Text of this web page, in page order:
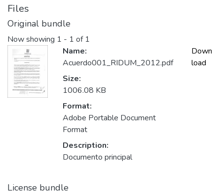
Files
Original bundle
Now showing 1 - 1 of 1
Name:
Acuerdo001_RIDUM_2012.pdf
Size:
1006.08 KB
Format:
Adobe Portable Document
Format
Description:
Documento principal
Down
load
License bundle